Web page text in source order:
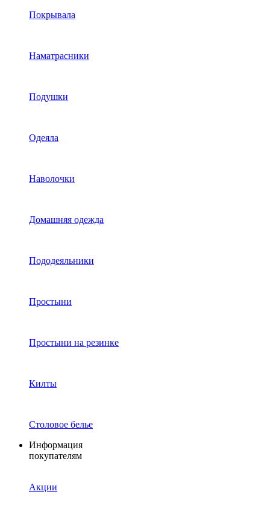
Покрывала
Наматрасники
Подушки
Одеяла
Наволочки
Домашняя одежда
Пододеяльники
Простыни
Простыни на резинке
Килты
Столовое белье
Информация
покупателям
Акции